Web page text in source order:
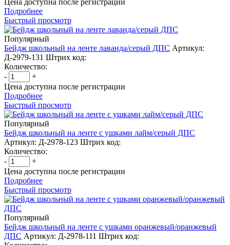
Подробнее
Быстрый просмотр
Популярный
Бейдж школьный на ленте лаванда/серый ДПС Артикул:
Д-2979-131 Штрих код:
Количество:
-
+
Цена доступна после регистрации
Подробнее
Быстрый просмотр
Популярный
Бейдж школьный на ленте с ушками лайм/серый ДПС
Артикул: Д-2978-123 Штрих код:
Количество:
-
+
Цена доступна после регистрации
Подробнее
Быстрый просмотр
Популярный
Бейдж школьный на ленте с ушками оранжевый/оранжевый
ДПС Артикул: Д-2978-111 Штрих код: